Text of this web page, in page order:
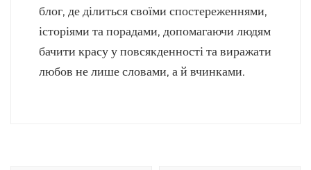
блог, де ділиться своїми спостереженнями,
історіями та порадами, допомагаючи людям
бачити красу у повсякденності та виражати
любов не лише словами, а й вчинками.